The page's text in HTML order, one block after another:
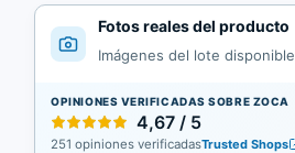
Fotos reales del producto
Imágenes del lote disponible
OPINIONES VERIFICADAS SOBRE ZOCA
4,67 / 5
251 opiniones verificadasTrusted Shops